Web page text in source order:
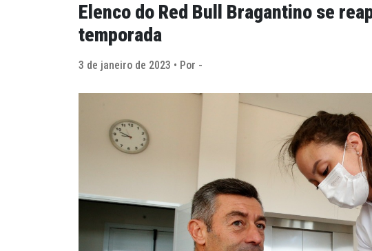
Elenco do Red Bull Bragantino se
temporada
3 de janeiro de 2023 • Por -